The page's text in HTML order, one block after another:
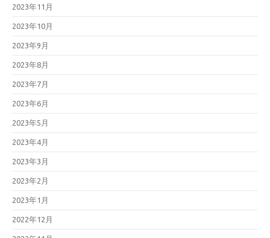
2023年11月
2023年10月
2023年9月
2023年8月
2023年7月
2023年6月
2023年5月
2023年4月
2023年3月
2023年2月
2023年1月
2022年12月